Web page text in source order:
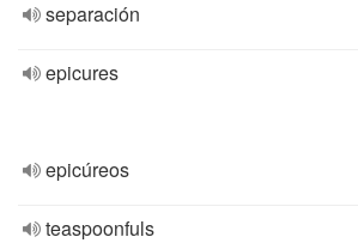
separación
epicures
epicúreos
teaspoonfuls